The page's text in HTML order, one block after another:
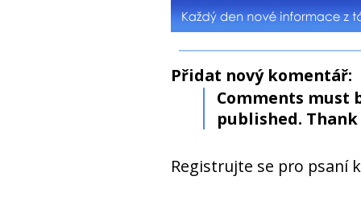
Přidat nový komentář:
Comments must
published. Thank
Registrujte se pro psaní